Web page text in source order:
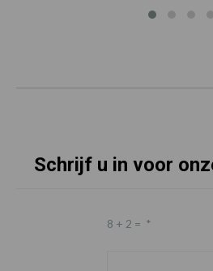
Schrijf u in voor
8 + 2 = *